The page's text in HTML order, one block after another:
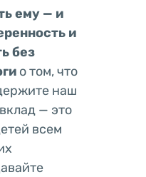
ему — и
и
без
о том, что
наш
— это
всем